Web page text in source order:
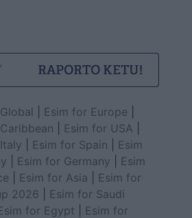
Esim for Europe
Esim for USA
Esim for Spain
Esim
Esim for Germany
Esim
Esim for Asia
Esim for
2026
Esim for Saudi
for Egypt
Esim for